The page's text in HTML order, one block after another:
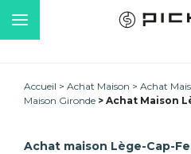
Accueil Achat Maison Achat
Maison Gironde
Achat Maison
Achat maison Lège-Cap-